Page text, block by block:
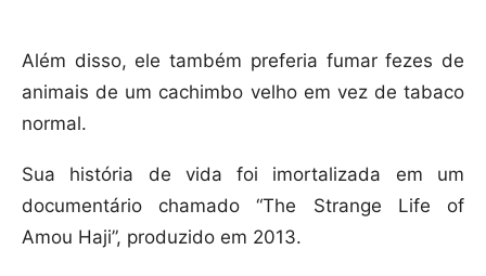
Além disso, ele também preferia fumar fezes de
animais de um cachimbo velho em vez de tabaco
normal.
Sua história de vida foi imortalizada em um
documentário chamado “The Strange Life of
Amou Haji”, produzido em 2013.